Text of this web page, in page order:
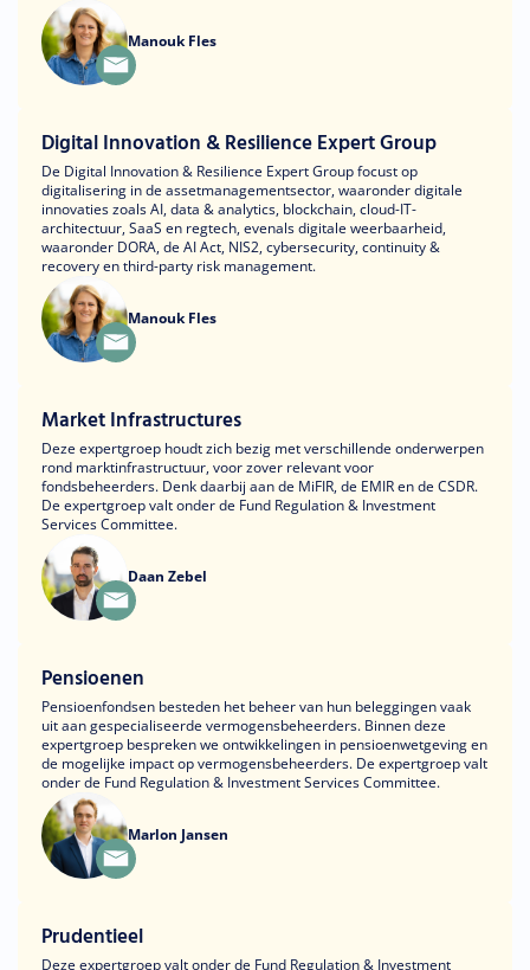
Manouk Fles
Digital Innovation & Resilience Expert Group
De Digital Innovation & Resilience Expert Group focust op
digitalisering in de assetmanagementsector, waaronder digitale
innovaties zoals AI, data & analytics, blockchain, cloud-IT-
architectuur, SaaS en regtech, evenals digitale weerbaarheid,
waaronder DORA, de AI Act, NIS2, cybersecurity, continuity &
recovery en third-party risk management.
Manouk Fles
Market Infrastructures
Deze expertgroep houdt zich bezig met verschillende onderwerpen
rond marktinfrastructuur, voor zover relevant voor
fondsbeheerders. Denk daarbij aan de MiFIR, de EMIR en de CSDR.
De expertgroep valt onder de Fund Regulation & Investment
Services Committee.
Daan Zebel
Pensioenen
Pensioenfondsen besteden het beheer van hun beleggingen vaak
uit aan gespecialiseerde vermogensbeheerders. Binnen deze
expertgroep bespreken we ontwikkelingen in pensioenwetgeving en
de mogelijke impact op vermogensbeheerders. De expertgroep valt
onder de Fund Regulation & Investment Services Committee.
Marlon Jansen
Prudentieel
Deze expertgroep valt onder de Fund Regulation & Investment